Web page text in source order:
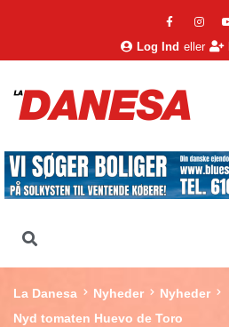
Log Ind eller
La Danesa Nyheder
Nyheder
Nyd tomaten Huevo de Toro